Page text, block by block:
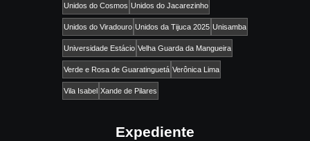
Unidos do Cosmos Unidos do Jacarezinho
Unidos do Viradouro Unidos da Tijuca 2025 Unisamba
Universidade Estácio Velha Guarda da Mangueira
Verde e Rosa de Guaratinguetá Verônica Lima
Vila Isabel Xande de Pilares
Expediente